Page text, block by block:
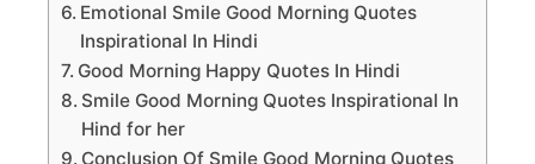
Emotional Smile Good Morning Quotes
Inspirational In Hindi
Good Morning Happy Quotes In Hindi
Smile Good Morning Quotes Inspirational In
Hind for her
Conclusion Of Smile Good Morning Quotes